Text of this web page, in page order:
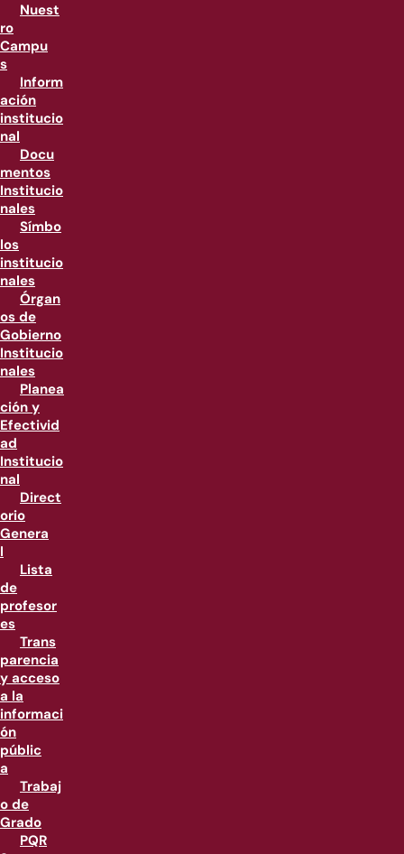
Nuest
ro
Campu
s
Inform
ación
institucio
nal
Docu
mentos
Institucio
nales
Símbo
los
institucio
nales
Órgan
os de
Gobierno
Institucio
nales
Planea
ción y
Efectivid
ad
Institucio
nal
Direct
orio
Genera
l
Lista
de
profesor
es
Trans
parencia
y acceso
a la
informaci
ón
públic
a
Trabaj
o de
Grado
PQR